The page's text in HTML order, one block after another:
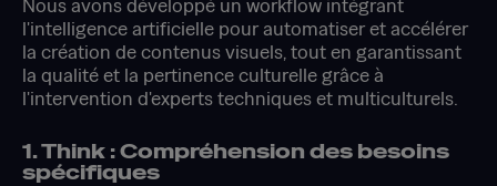
l'intelligence artificielle pour automatiser et accélérer
la création de contenus visuels, tout en garantissant
la qualité et la pertinence culturelle grâce à
l'intervention d'experts techniques et multiculturels.
1. Think : Compréhension des besoins
spécifiques